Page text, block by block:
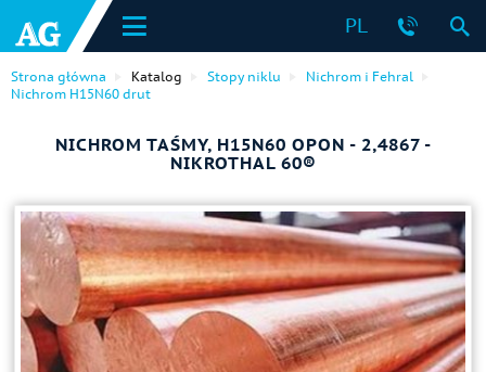
PL
Strona główna Katalog Stopy niklu
Nichrom i Fehral
Nichrom H15N60 drut
NICHROM TAŚMY, H15N60 OPON - 2,4867 -
NIKROTHAL 60®